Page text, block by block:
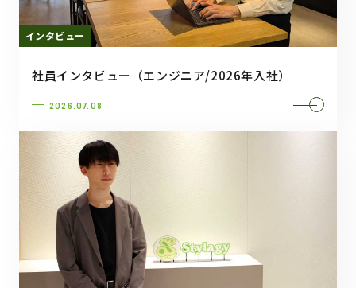
インタビュー
社員インタビュー（エンジニア/2026年入社）
2026.07.08